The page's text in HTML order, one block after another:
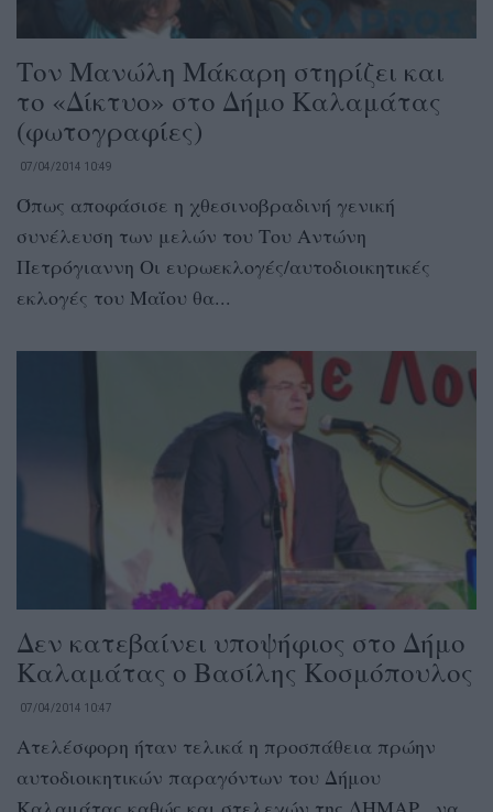
Τον Μανώλη Μάκαρη στηρίζει και
το «Δίκτυο» στο Δήμο Καλαμάτας
(φωτογραφίες)
07/04/2014 10:49
Όπως αποφάσισε η χθεσινοβραδινή γενική
συνέλευση των μελών του Του Αντώνη
Πετρόγιαννη Οι ευρωεκλογές/αυτοδιοικητικές
εκλογές του Μαΐου θα...
Δεν κατεβαίνει υποψήφιος στο Δήμο
Καλαμάτας ο Βασίλης Κοσμόπουλος
07/04/2014 10:47
Ατελέσφορη ήταν τελικά η προσπάθεια πρώην
αυτοδιοικητικών παραγόντων του Δήμου